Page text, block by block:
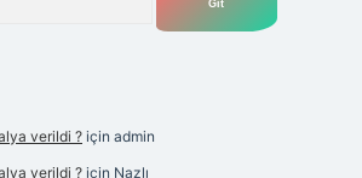
verildi ? için admin
verildi ? için Nazlı